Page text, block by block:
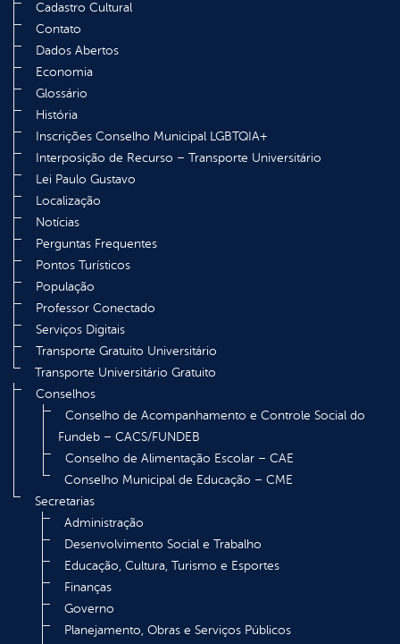
Cadastro Cultural
Contato
Dados Abertos
Economia
Glossário
História
Inscrições Conselho Municipal LGBTQIA+
Interposição de Recurso – Transporte Universitário
Lei Paulo Gustavo
Localização
Notícias
Perguntas Frequentes
Pontos Turísticos
População
Professor Conectado
Serviços Digitais
Transporte Gratuito Universitário
Transporte Universitário Gratuito
Conselhos
Conselho de Acompanhamento e Controle Social do
Fundeb – CACS/FUNDEB
Conselho de Alimentação Escolar – CAE
Conselho Municipal de Educação – CME
Secretarias
Administração
Desenvolvimento Social e Trabalho
Educação, Cultura, Turismo e Esportes
Finanças
Governo
Planejamento, Obras e Serviços Públicos